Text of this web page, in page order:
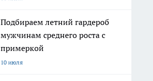
Подбираем летний гардероб
мужчинам среднего роста с
примеркой
10 июля